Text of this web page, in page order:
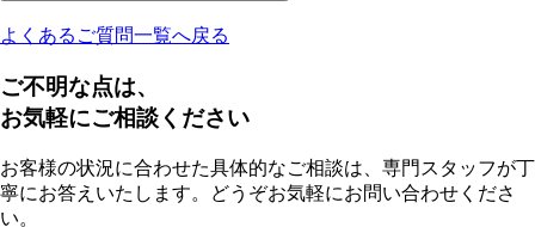
よくあるご質問一覧へ戻る
ご不明な点は、
お気軽にご相談ください
お客様の状況に合わせた具体的なご相談は、専門スタッフが丁
寧にお答えいたします。どうぞお気軽にお問い合わせくださ
い。